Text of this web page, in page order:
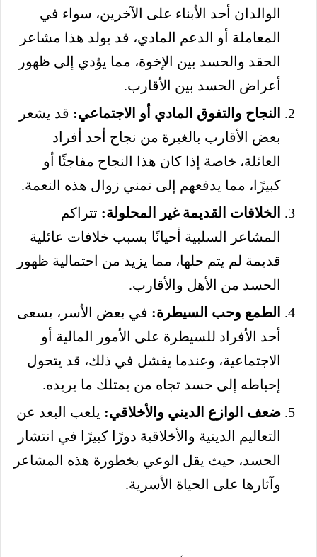
الوالدان أحد الأبناء على الآخرين، سواء في
المعاملة أو الدعم المادي، قد يولد هذا مشاعر
الحقد والحسد بين الإخوة، مما يؤدي إلى ظهور
أعراض الحسد بين الأقارب.
النجاح والتفوق المادي أو الاجتماعي: قد يشعر
بعض الأقارب بالغيرة من نجاح أحد أفراد
العائلة، خاصة إذا كان هذا النجاح مفاجئًا أو
كبيرًا، مما يدفعهم إلى تمني زوال هذه النعمة.
الخلافات القديمة غير المحلولة: تتراكم
المشاعر السلبية أحيانًا بسبب خلافات عائلية
قديمة لم يتم حلها، مما يزيد من احتمالية ظهور
الحسد من الأهل والأقارب.
الطمع وحب السيطرة: في بعض الأسر، يسعى
أحد الأفراد للسيطرة على الأمور المالية أو
الاجتماعية، وعندما يفشل في ذلك، قد يتحول
إحباطه إلى حسد تجاه من يمتلك ما يريده.
ضعف الوازع الديني والأخلاقي: يلعب البعد عن
التعاليم الدينية والأخلاقية دورًا كبيرًا في انتشار
الحسد، حيث يقل الوعي بخطورة هذه المشاعر
وآثارها على الحياة الأسرية.